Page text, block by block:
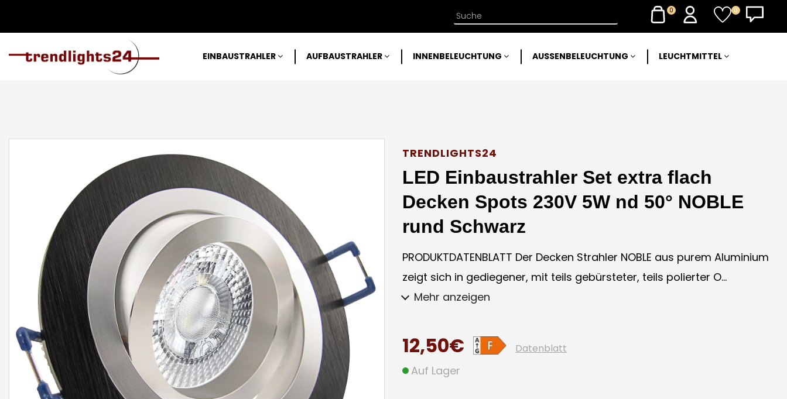
0 0
EINBAUSTRAHLER AUFBAUSTRAHLER INNENBELEUCHTUNG AUSSENBELEUCHTUNG LEUCHTMITTEL
TRENDLIGHTS24
LED Einbaustrahler Set extra flach
Decken Spots 230V 5W nd 50° NOBLE
rund Schwarz
PRODUKTDATENBLATT Der Decken Strahler NOBLE aus purem Aluminium
zeigt sich in gediegener, mit teils gebürsteter, teils polierter O...
Mehr anzeigen
12,50€ Datenblatt
Auf Lager